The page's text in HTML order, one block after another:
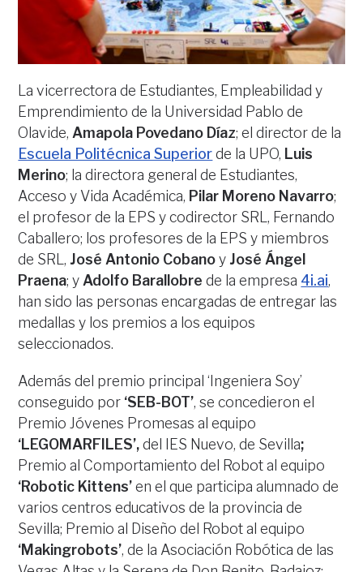
La vicerrectora de Estudiantes, Empleabilidad y
Emprendimiento de la Universidad Pablo de
Olavide, Amapola Povedano Díaz; el director de la
Escuela Politécnica Superiorde la UPO, Luis
Merino; la directora general de Estudiantes,
Acceso y Vida Académica, Pilar Moreno Navarro;
el profesor de la EPS y codirector SRL, Fernando
Caballero; los profesores de la EPS y miembros
de SRL, José Antonio Cobanoy José Ángel
Praena; y Adolfo Barallobre de la empresa 4i.ai,
han sido las personas encargadas de entregar las
medallas y los premios a los equipos
seleccionados.
Además del premio principal ‘Ingeniera Soy’
conseguido por ‘SEB-BOT’, se concedieron el
Premio Jóvenes Promesas al equipo
‘LEGOMARFILES’,del IES Nuevo, de Sevilla;
Premio al Comportamiento del Robot al equipo
‘Robotic Kittens’en el que participa alumnado de
varios centros educativos de la provincia de
Sevilla; Premio al Diseño del Robot al equipo
‘Makingrobots’, de la Asociación Robótica de las